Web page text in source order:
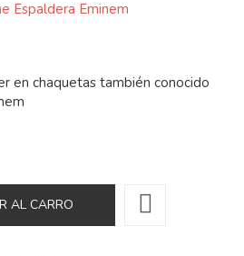
en chaquetas también conocido